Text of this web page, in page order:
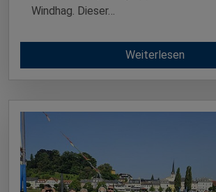
Windhag. Dieser…
Weiterlesen